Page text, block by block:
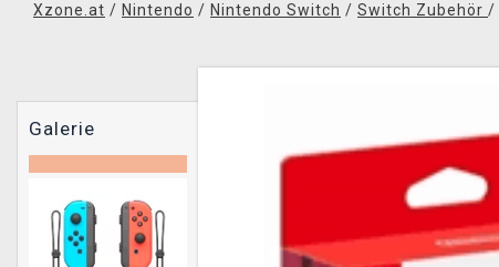
Xzone.at / Nintendo / Nintendo Switch / Switch Zubehör /
Galerie